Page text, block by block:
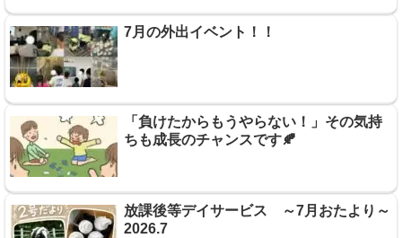
7月の外出イベント！！
「負けたからもうやらない！」その気持
ちも成長のチャンスです🍂
放課後等デイサービス ～7月おたより～
2026.7